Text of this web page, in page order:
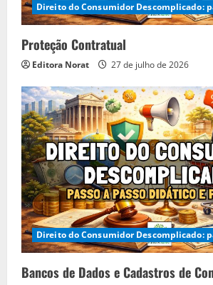
Direito do Consumidor Descomplicado:
Proteção Contratual
Editora Norat 27 de julho de 2026
Direito do Consumidor Descomplicado:
Bancos de Dados e Cadastros de